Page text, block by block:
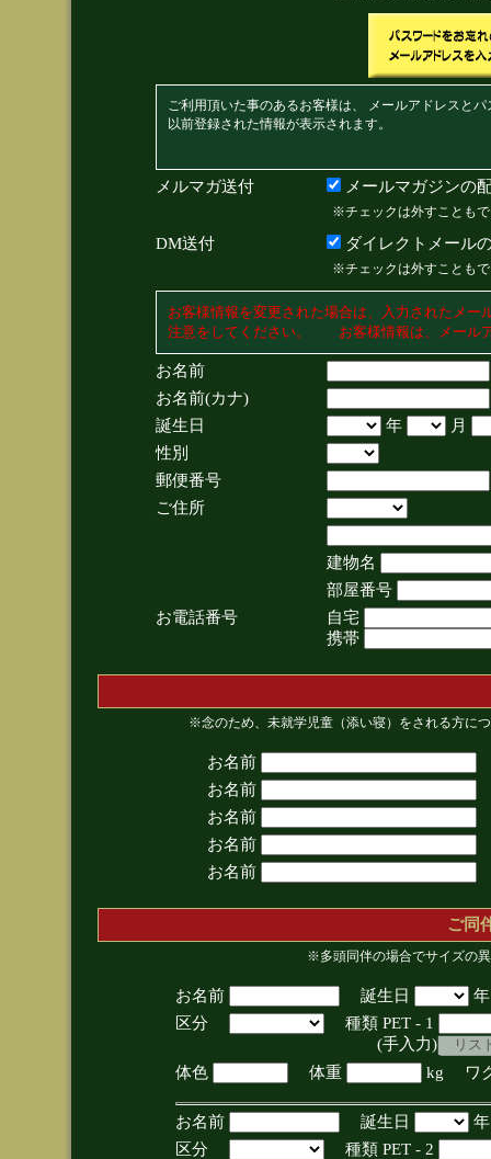
ご利用頂いた事のあるお客様は、 メールアドレスと
以前登録された情報が表示されます。
メルマガ送付 メールマガジンの
※チェックは外すことも
DM送付 ダイレクトメール
※チェックは外すことも
お客様情報を変更された場合は、入力されたメ
注意をしてください。 お客様情報は、メール
お名前
お名前(カナ)
誕生日
年
月
性別
郵便番号
ご住所
建物名
部屋番号
お電話番号
自宅
携帯
※念のため、未就学児童（添い寝）をされる方に
お名前
お名前
お名前
お名前
お名前
ご同
※多頭同伴の場合でサイズの
お名前 誕生日
区分
種類 PET - 1
(手入力)
体色
体重 kg ワ
お名前 誕生日
区分
種類 PET - 2